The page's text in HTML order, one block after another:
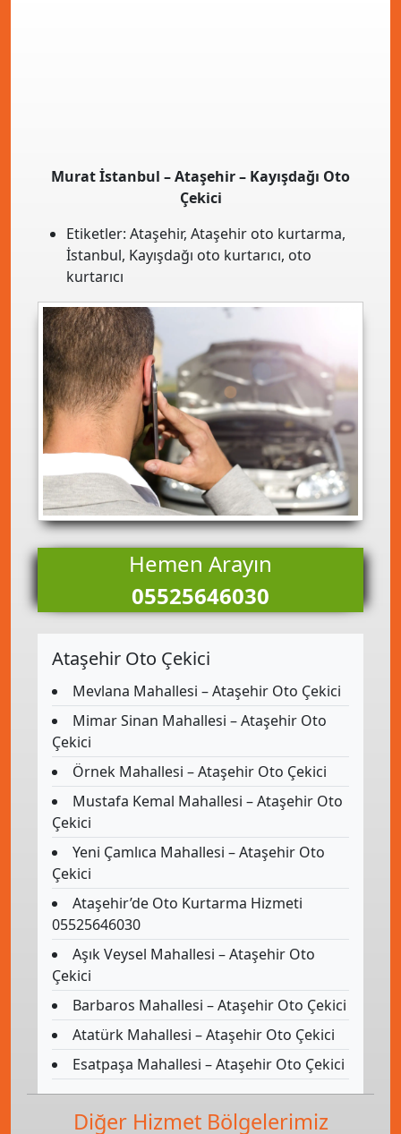
Murat İstanbul – Ataşehir – Kayışdağı Oto
Çekici
Etiketler: Ataşehir, Ataşehir oto kurtarma,
İstanbul, Kayışdağı oto kurtarıcı, oto
kurtarıcı
Hemen Arayın
05525646030
Ataşehir Oto Çekici
Mevlana Mahallesi – Ataşehir Oto Çekici
Mimar Sinan Mahallesi – Ataşehir Oto
Çekici
Örnek Mahallesi – Ataşehir Oto Çekici
Mustafa Kemal Mahallesi – Ataşehir Oto
Çekici
Yeni Çamlıca Mahallesi – Ataşehir Oto
Çekici
Ataşehir’de Oto Kurtarma Hizmeti
05525646030
Aşık Veysel Mahallesi – Ataşehir Oto
Çekici
Barbaros Mahallesi – Ataşehir Oto Çekici
Atatürk Mahallesi – Ataşehir Oto Çekici
Esatpaşa Mahallesi – Ataşehir Oto Çekici
Diğer Hizmet Bölgelerimiz